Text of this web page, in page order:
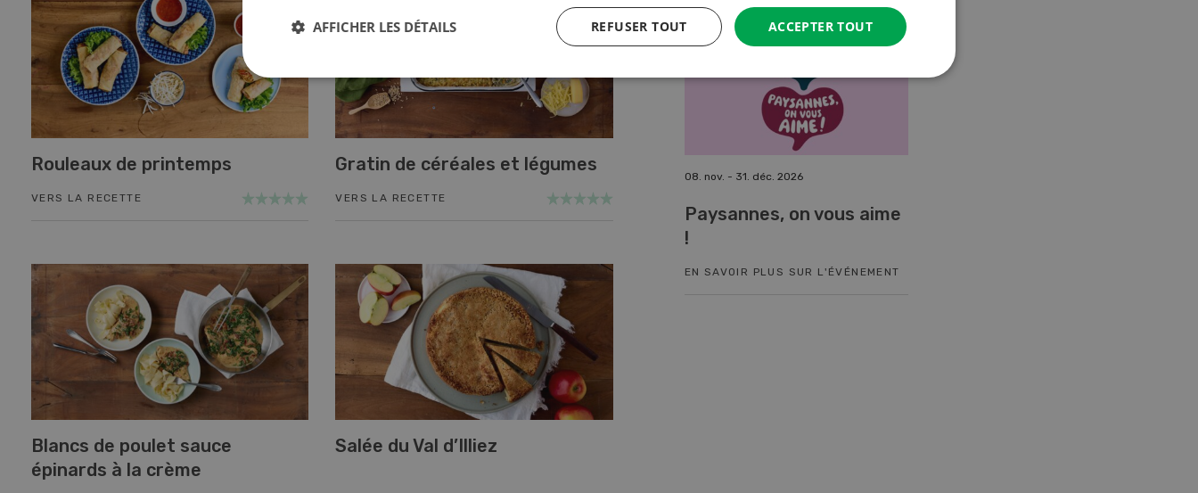
Rouleaux de printemps
VERS LA RECETTE
Gratin de céréales et légumes
VERS LA RECETTE
Blancs de poulet sauce
épinards à la crème
Salée du Val d’Illiez
EN SAVOIR PLUS SUR L'ÉVÉNEMENT
08. nov. - 31. déc. 2026
Paysannes, on vous aime
!
EN SAVOIR PLUS SUR L'ÉVÉNEMENT
ACCEPTER TOUT
REFUSER TOUT
AFFICHER LES DÉTAILS